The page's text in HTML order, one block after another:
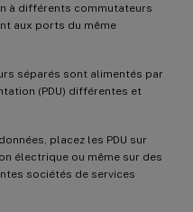
à différents commutateurs
aux ports du même
séparés sont alimentés par
(PDU) différentes et
placez les PDU sur
électrique ou même sur des
sociétés de services